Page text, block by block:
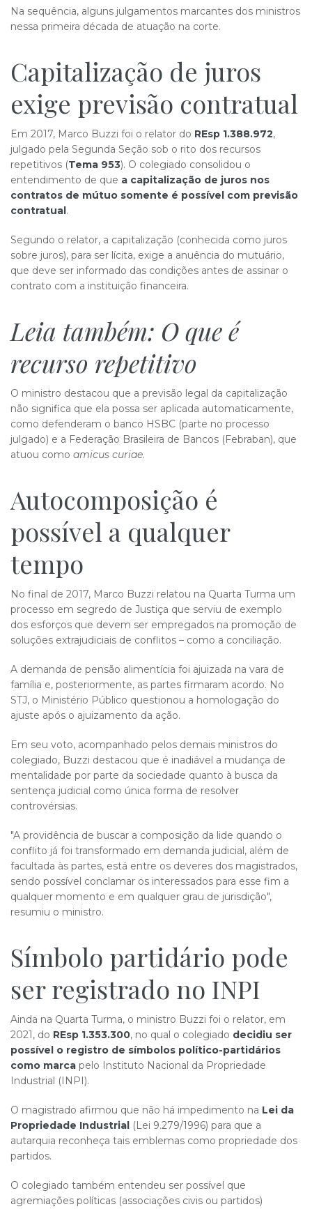
​Na sequência, alguns julgamentos marcantes dos ministros
nessa primeira década de atuação na corte.
Capitalização de juros
exige previs​​ão contratual
Em 2017, Marco Buzzi foi o relator do REsp 1.388.972,
julgado pela Segunda Seção sob o rito dos recursos
repetitivos (Tema 953). O colegiado consolidou o
entendimento de que a capitalização de juros nos
contratos de mútuo somente é possível com previsão
contratual.
Segundo o relator, a capitalização (conhecida como juros
sobre juros), para ser lícita, exige a anuência do mutuário,
que deve ser informado das condições antes de assinar o
contrato com a instituição financeira.
Leia também: O que é
recurso ​​repetitivo
O ministro destacou que a previsão legal da capitalização
não significa que ela possa ser aplicada automaticamente,
como defenderam o banco HSBC (parte no processo
julgado) e a Federação Brasileira de Bancos (Febraban), que
atuou como amicus curiae.
Autocomposição é
possível a qualqu​​er
tempo
No final de 2017, Marco Buzzi relatou na Quarta Turma um
processo em segredo de Justiça que serviu de exemplo
dos esforços que devem ser empregados na promoção de
soluções extrajudiciais de conflitos – como a conciliação.
A demanda de pensão alimentícia foi ajuizada na vara de
família e, posteriormente, as partes firmaram acordo. No
STJ, o Ministério Público questionou a homologação do
ajuste após o ajuizamento da ação.
Em seu voto, acompanhado pelos demais ministros do
colegiado, Buzzi destacou que é inadiável a mudança de
mentalidade por parte da sociedade quanto à busca da
sentença judicial como única forma de resolver
controvérsias.
"A providência de buscar a composição da lide quando o
conflito já foi transformado em demanda judicial, além de
facultada às partes, está entre os deveres dos magistrados,
sendo possível conclamar os interessados para esse fim a
qualquer momento e em qualquer grau de jurisdição",
resumiu o ministro.
Símbolo partidário pode
ser​​ registrado no INPI
Ainda na Quarta Turma, o ministro Buzzi foi o relator, em
2021, do REsp 1.353.300, no qual o colegiado decidiu ser
possível o registro de símbolos político-partidários
como marca pelo Instituto Nacional da Propriedade
Industrial (INPI).
O magistrado afirmou que não há impedimento na Lei da
Propriedade Industrial (Lei 9.279/1996) para que a
autarquia reconheça tais emblemas como propriedade dos
partidos.
O colegiado também entendeu ser possível que
agremiações políticas (associações civis ou partidos)